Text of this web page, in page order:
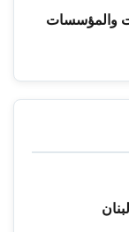
والمؤسسات